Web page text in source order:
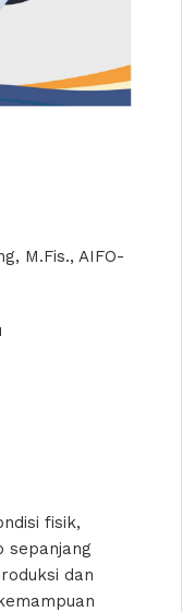
M.Fis., AIFO-
fisik,
sepanjang
dan